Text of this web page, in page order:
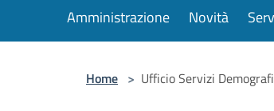
Amministrazione Novità
Home > Ufficio Servizi